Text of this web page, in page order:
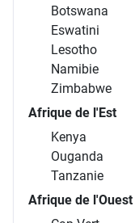
Botswana
Eswatini
Lesotho
Namibie
Zimbabwe
Afrique de l'Est
Kenya
Ouganda
Tanzanie
Afrique de l'Ouest